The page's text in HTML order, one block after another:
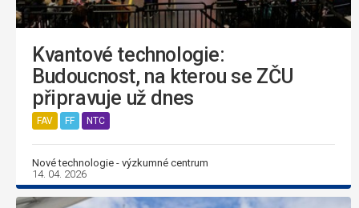
Kvantové technologie:
Budoucnost, na kterou se ZČU
připravuje už dnes
FAV FF NTC
Nové technologie - výzkumné centrum
14. 04. 2026